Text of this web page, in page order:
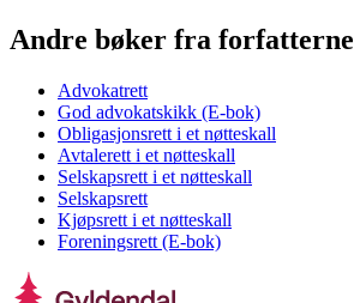
Andre bøker fra forfatterne
Advokatrett
God advokatskikk (E-bok)
Obligasjonsrett i et nøtteskall
Avtalerett i et nøtteskall
Selskapsrett i et nøtteskall
Selskapsrett
Kjøpsrett i et nøtteskall
Foreningsrett (E-bok)